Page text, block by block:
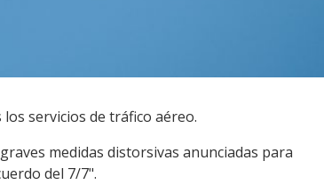
servicios de tráfico aéreo.
medidas distorsivas anunciadas para
del 7/7".